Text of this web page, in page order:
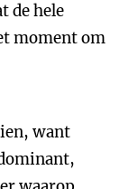
de hele
moment om
want